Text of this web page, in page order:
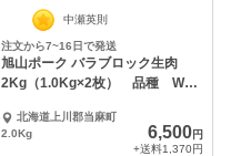
中瀬英則
注文から7~16日で発送
旭山ポーク バラブロック生肉
2Kg（1.0Kg×2枚） 品種 WLD
北海道上川郡当麻町
2.0Kg
6,500円
+送料1,370円